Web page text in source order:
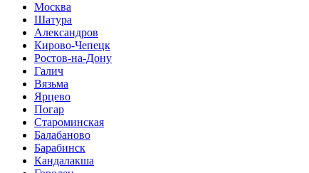
Москва
Шатура
Александров
Кирово-Чепецк
Ростов-на-Дону
Галич
Вязьма
Ярцево
Погар
Староминская
Балабаново
Барабинск
Кандалакша